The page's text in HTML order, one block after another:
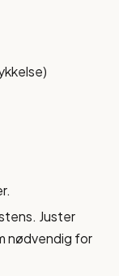
Juster
nødvendig for